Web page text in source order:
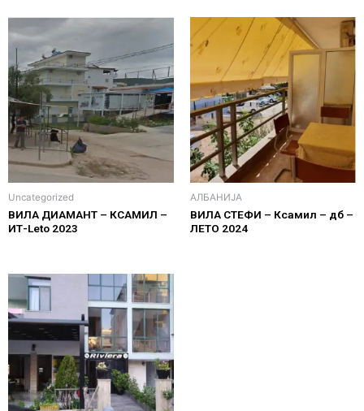
Uncategorized
ВИЛА ДИАМАНТ – КСАМИЛ –
ИТ-Leto 2023
АЛБАНИЈА
ВИЛА СТЕФИ – Ксамил – дб –
ЛЕТО 2024